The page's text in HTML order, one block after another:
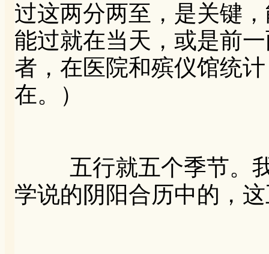
过这两分两至，是关键
能过就在当天，或是前
者，在医院和殡仪馆统
在。）
五行就五个季节。
学说的阴阳合历中的，